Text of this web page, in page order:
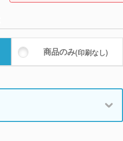
個
個
個
個
個
個
商品のみ(印刷なし)